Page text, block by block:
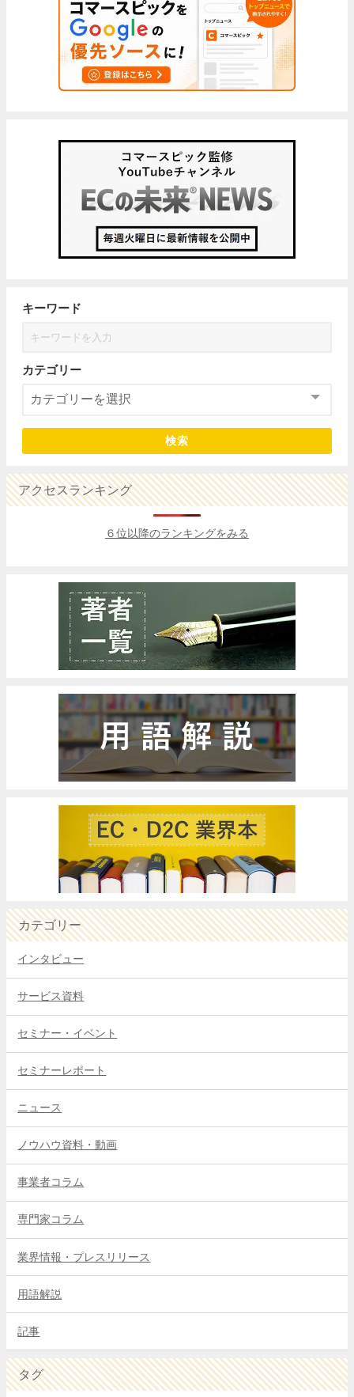
キーワード
カテゴリー
検索
アクセスランキング
６位以降のランキングをみる
カテゴリー
インタビュー
サービス資料
セミナー・イベント
セミナーレポート
ニュース
ノウハウ資料・動画
事業者コラム
専門家コラム
業界情報・プレスリリース
用語解説
記事
タグ